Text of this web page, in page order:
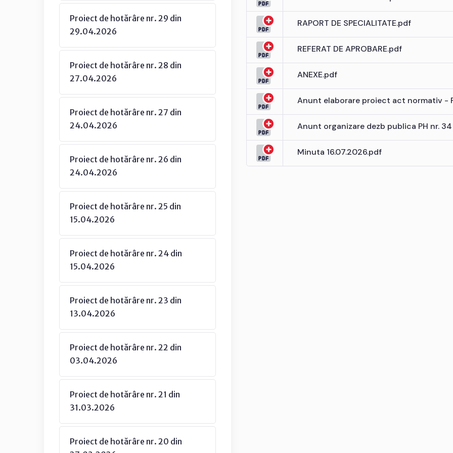
Proiect de hotărâre nr. 29 din
29.04.2026
Proiect de hotărâre nr. 28 din
27.04.2026
Proiect de hotărâre nr. 27 din
24.04.2026
Proiect de hotărâre nr. 26 din
24.04.2026
Proiect de hotărâre nr. 25 din
15.04.2026
Proiect de hotărâre nr. 24 din
15.04.2026
Proiect de hotărâre nr. 23 din
13.04.2026
Proiect de hotărâre nr. 22 din
03.04.2026
Proiect de hotărâre nr. 21 din
31.03.2026
Proiect de hotărâre nr. 20 din
RAPORT DE SPECIALITATE.pdf
REFERAT DE APROBARE.pdf
ANEXE.pdf
Anunt elaborare proiect act normativ -
Anunt organizare dezb publica PH nr.
Minuta 16.07.2026.pdf